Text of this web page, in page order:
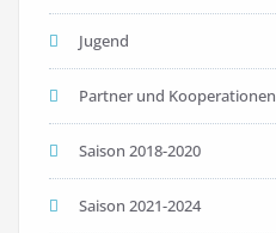
Jugend
Partner und Kooperationen
Saison 2018-2020
Saison 2021-2024